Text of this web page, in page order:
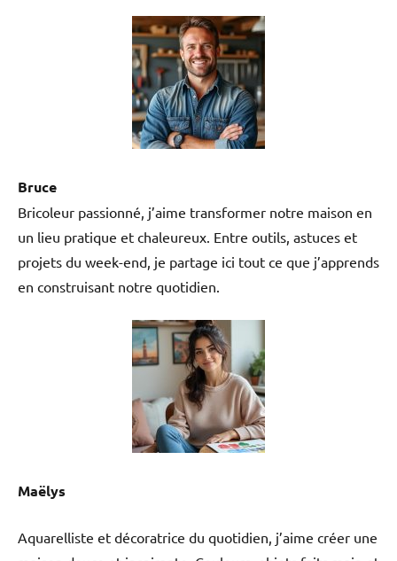
Bruce
Bricoleur passionné, j’aime transformer notre maison en
un lieu pratique et chaleureux. Entre outils, astuces et
projets du week-end, je partage ici tout ce que j’apprends
en construisant notre quotidien.
Maëlys
Aquarelliste et décoratrice du quotidien, j’aime créer une